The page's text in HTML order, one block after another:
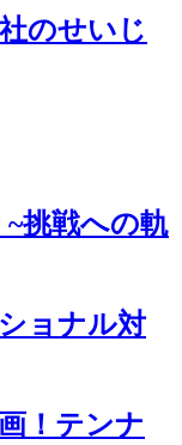
のせいじ
挑戦への軌
ョナル対
！テンナ